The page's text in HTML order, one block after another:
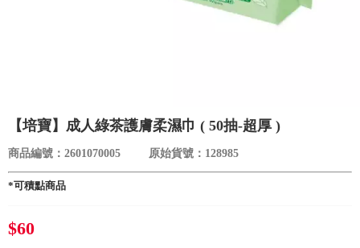
優惠活動
【培寶】成人綠茶護膚柔濕巾 ( 50抽-超厚 )
商品編號：2601070005 原始貨號：128985
*可積點商品
$60